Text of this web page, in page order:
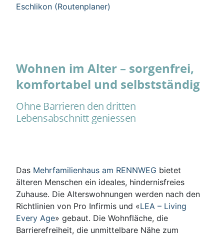
Eschlikon (Routenplaner)
Wohnen im Alter – sorgenfrei,
komfortabel und selbstständig
Ohne Barrieren den dritten
Lebensabschnitt geniessen
Das Mehrfamilienhaus am RENNWEG bietet
älteren Menschen ein ideales, hindernisfreies
Zuhause. Die Alterswohnungen werden nach den
Richtlinien von Pro Infirmis und «LEA – Living
Every Age» gebaut. Die Wohnfläche, die
Barrierefreiheit, die unmittelbare Nähe zum